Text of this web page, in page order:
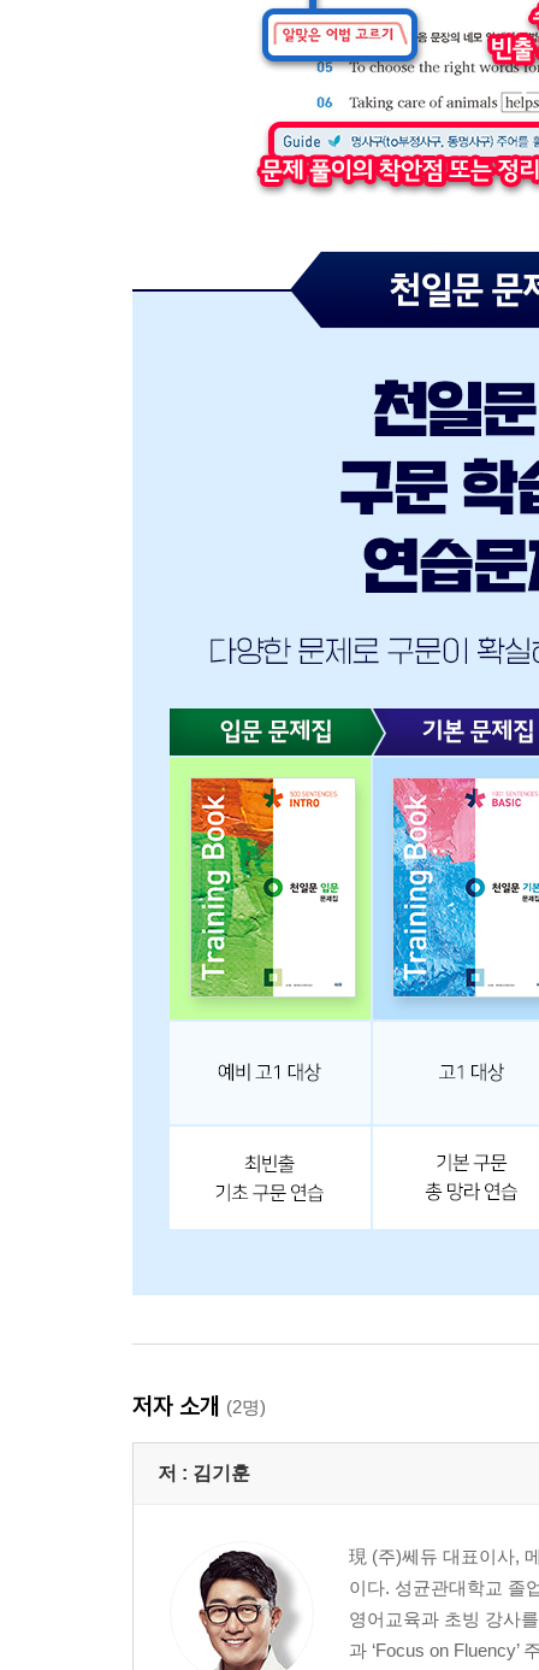
Unit 63 one/another/the other가 만드는 표현
CHAPTER 12 관계사절
Unit 64 주격/소유격 관계대명사
Unit 65 목적격 관계대명사
Unit 66 관계부사
Unit 67 관계사와 생략
Unit 64-68 OVERALL TEST
Unit 69 명사절을 이끄는 관계대명사 what
Unit 70 명사절을 이끄는 복합관계대명사
Unit 72 선행사를 보충 설명하는 관계사절Ⅱ
Unit 73 시간을 나타내는 부사절Ⅰ
Unit 74 시간을 나타내는 부사절Ⅱ
Unit 75 이유/원인을 나타내는 부사절
Unit 77 양보/대조를 나타내는 부사절Ⅰ
Unit 78 양보/대조를 나타내는 부사절Ⅱ
Unit 80 양태를 나타내는 부사절
Unit 73-80 OVERALL TEST
PART 5 주요 구문
CHAPTER 14 전명구를 동반하는 동사구문
Unit 81 동사 A from B
Unit 82 동사 A for B
Unit 85 동사 A to B
CHAPTER 15 비교구문
Unit 87 원급 구문Ⅰ
Unit 89 비교급 구문Ⅰ
Unit 93 최상급 구문
Unit 94 도치구문
Unit 95 강조구문
Unit 96 생략구문
Unit 97 공통구문
저자 소개 (2명)
저 : 김기훈
現 (주)쎄듀 대표이사,
이다. 성균관대학교 졸
영어교육과 초빙 강사
과 ‘Focus on Fluency’